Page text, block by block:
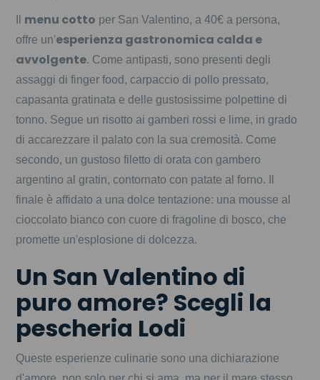
menu cotto per San Valentino, a 40€ a persona,
offre un'esperienza gastronomica calda e
avvolgente. Come antipasti, sono presenti degli
assaggi di finger food, carpaccio di pollo pressato,
capasanta gratinata e delle gustosissime polpettine di
tonno. Segue un risotto ai gamberi rossi e lime, in grado
di accarezzare il palato con la sua cremosità. Come
secondo, un gustoso filetto di orata con gambero
argentino al gratin, contornato con patate al forno. Il
finale è affidato a una dolce tentazione: una mousse al
cioccolato bianco con cuore di fragoline di bosco, che
promette un'esplosione di dolcezza.
Un San Valentino di
puro amore? Scegli la
pescheria Lodi
Queste esperienze culinarie sono una dichiarazione